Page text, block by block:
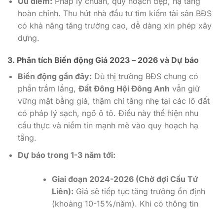
hoàn chỉnh. Thu hút nhà đầu tư tìm kiếm tài sản BĐS
có khả năng tăng trưởng cao, dễ dàng xin phép xây
dựng.
3. Phân tích Biến động Giá 2023 – 2026 và Dự báo
Biến động gần đây: Dù thị trường BĐS chung có
phần trầm lắng, Đất Đông Hội Đông Anh vẫn giữ
vững mặt bằng giá, thậm chí tăng nhẹ tại các lô đất
có pháp lý sạch, ngõ ô tô. Điều này thể hiện nhu
cầu thực và niềm tin mạnh mẽ vào quy hoạch hạ
tầng.
Dự báo trong 1-3 năm tới:
Giai đoạn 2024-2026 (Chờ đợi Cầu Tứ
Liên): Giá sẽ tiếp tục tăng trưởng ổn định
(khoảng 10-15%/năm). Khi có thông tin